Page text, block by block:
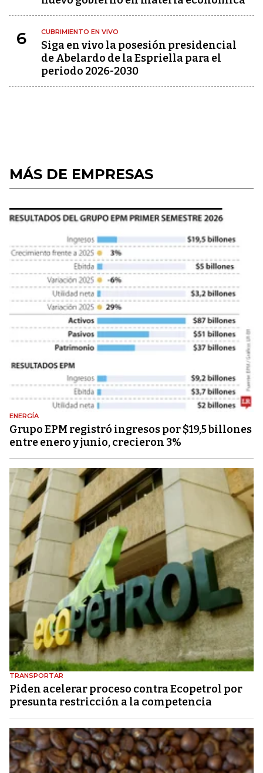
6 CUBRIMIENTO EN VIVO
Siga en vivo la posesión presidencial
de Abelardo de la Espriella para el
periodo 2026-2030
MÁS DE EMPRESAS
ENERGÍA
Grupo EPM registró ingresos por $19,5 billones
entre enero y junio, crecieron 3%
TRANSPORTAR
Piden acelerar proceso contra Ecopetrol por
presunta restricción a la competencia